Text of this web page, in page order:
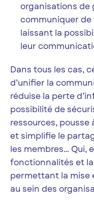
organisations de
communiquer
laissant la
leur
Dans tous les cas,
d’unifier la
réduise la perte
possibilité de
ressources, pousse
et simplifie le
les membres… Qui,
fonctionnalités et
permettant la mise
au sein des